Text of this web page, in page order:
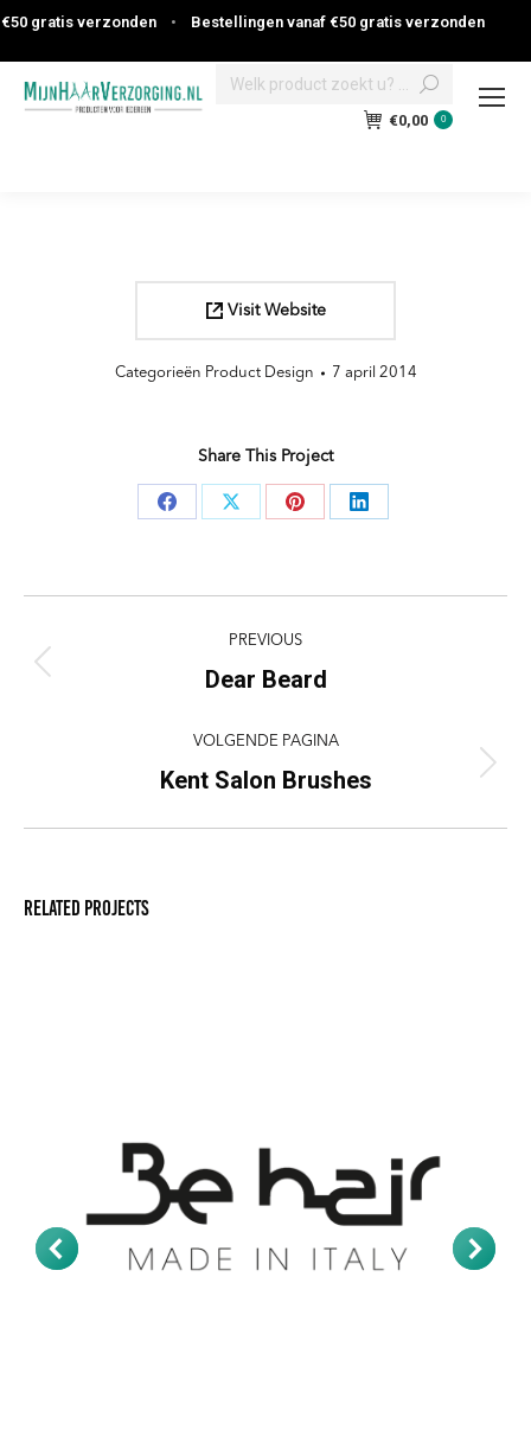
gratis verzonden Bestellingen vanaf €50 gratis verzonden
Search:
€0,00 0
Visit Website
Categorieën Product Design 7 april 2014
Share This Project
Deel
Deel
Deel
Deel
navigation
PREVIOUS
Previous
Dear Beard
VOLGENDE PAGINA
Next
Kent Salon Brushes
Related projects